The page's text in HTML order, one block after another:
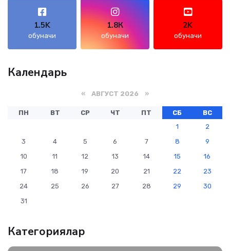
1.5K
обуначи
1.8К
обуначи
2K
обуначи
Календарь
« АВГУСТ 2026 »
ПН ВТ СР ЧТ ПТ СБ
ВС
1
2
3
4 5 6 7 8
9
10
11 12 13 14 15
16
17
18 19 20 21 22
23
24
25 26 27 28 29
30
31
Категориялар